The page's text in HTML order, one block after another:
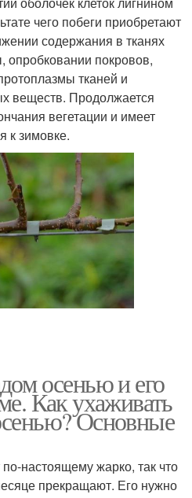
чего побеги приобретают
содержания в тканях
опробковании покровов,
тканей и
веществ. Продолжается
вегетации и имеет
к зимовке.
осенью и его
Как ухаживать
Основные
настоящему жарко, так что
прекращают. Его нужно